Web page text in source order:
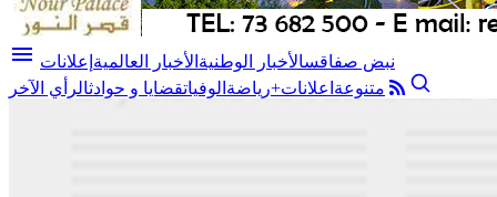
menu نبض صفاقسالأخبار الوطنية الأخبار العالمية إعلانات
متنوعة اعلانات+رياضة الوفياتقضايا و حوادثالرأي الآخر